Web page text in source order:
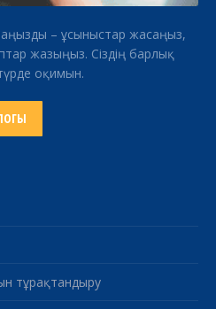
– ұсыныстар жасаңыз,
жазыңыз. Сіздің барлық
түрде оқимын.
тұрақтандыру